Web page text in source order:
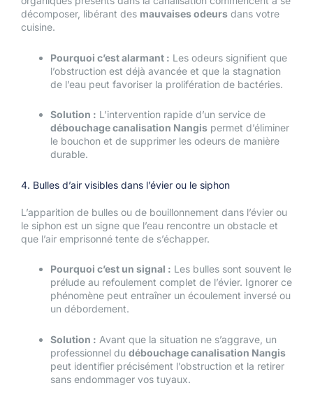
décomposer, libérant des mauvaises odeurs dans votre
cuisine.
Pourquoi c’est alarmant : Les odeurs signifient que
l’obstruction est déjà avancée et que la stagnation
de l’eau peut favoriser la prolifération de bactéries.
Solution : L’intervention rapide d’un service de
débouchage canalisation Nangis permet d’éliminer
le bouchon et de supprimer les odeurs de manière
durable.
4. Bulles d’air visibles dans l’évier ou le siphon
L’apparition de bulles ou de bouillonnement dans l’évier ou
le siphon est un signe que l’eau rencontre un obstacle et
que l’air emprisonné tente de s’échapper.
Pourquoi c’est un signal : Les bulles sont souvent le
prélude au refoulement complet de l’évier. Ignorer ce
phénomène peut entraîner un écoulement inversé ou
un débordement.
Solution : Avant que la situation ne s’aggrave, un
professionnel du débouchage canalisation Nangis
peut identifier précisément l’obstruction et la retirer
sans endommager vos tuyaux.